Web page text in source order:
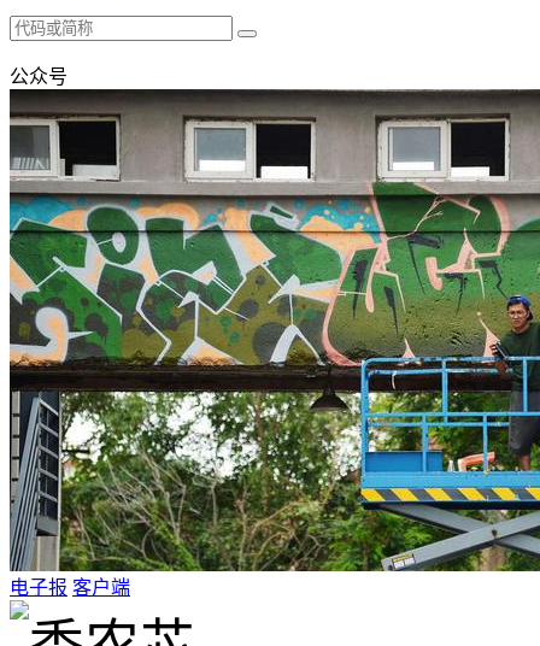
公众号
电子报 客户端